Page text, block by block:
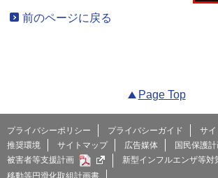
前のページに戻る
Page Top
プライバシーポリシー プライバシーガイド
サ
推奨環境
サイトマップ 広告媒体
国民保護
被害者等支援計画
新型インフルエンザ等対
移動等円滑化取組計画書